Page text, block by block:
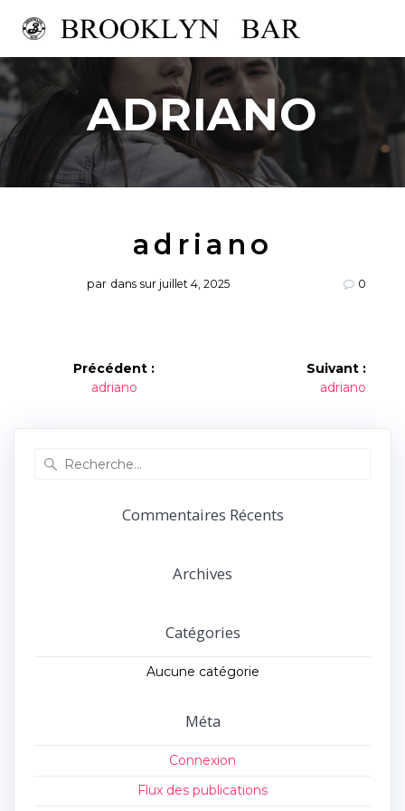
au
ADRIANO
adriano
par dans sur juillet 4, 2025 0
Navigation
Précédent :
Article
adriano
Suivant :
Article
adriano
Commentaires Récents
Archives
Catégories
Aucune catégorie
Méta
Connexion
Flux des publications